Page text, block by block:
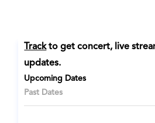
Trackto get concert, live
updates.
Upcoming Dates
Past Dates